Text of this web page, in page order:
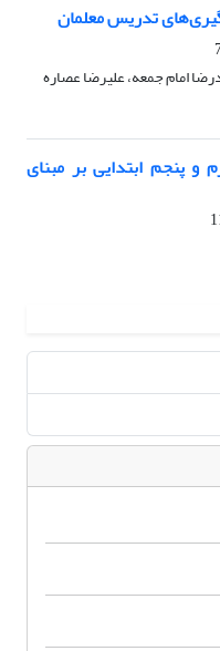
تدریس معلمان
امام جمعه، علیرضا عصاره
و پنجم ابتدایی بر مبنای